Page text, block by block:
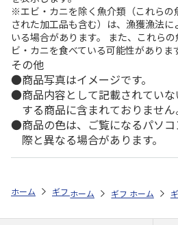
※エビ・カニを除く魚介類（これらの
された加工品も含む）は、漁獲漁法
いる場合があります。 また、これら
ビ・カニを食べている可能性がありま
その他
商品写真はイメージです。
商品内容として記載されてい
する商品に含まれておりません
商品の色は、ご覧になるパソ
際と異なる場合があります。
ホーム ギフトストア お中元・夏ギ
ホーム ギフトストア
ホーム